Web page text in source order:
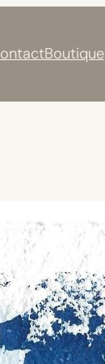
Boutique